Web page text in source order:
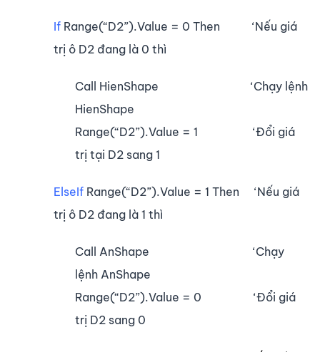
If Range(“D2”).Value = 0 Then ‘Nếu giá
trị ô D2 đang là 0 thì
Call HienShape ‘Chạy lệnh
HienShape
Range(“D2”).Value = 1 ‘Đổi giá
trị tại D2 sang 1
ElseIf Range(“D2”).Value = 1 Then ‘Nếu giá
trị ô D2 đang là 1 thì
Call AnShape ‘Chạy
lệnh AnShape
Range(“D2”).Value = 0 ‘Đổi giá
trị D2 sang 0